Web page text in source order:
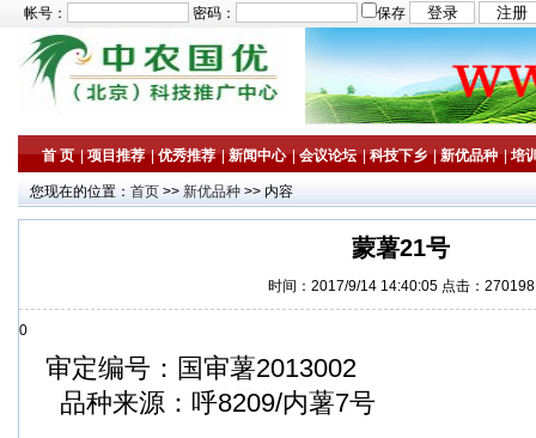
帐号： 密码： 保存
首 页 |项目推荐 |优秀推荐 |新闻中心 |会议论坛 |科技下乡 |新优品种 |培
您现在的位置： 首页 >> 新优品种 >> 内容
蒙薯21号
时间：2017/9/14 14:40:05 点击：270198
0
审定编号：国审薯2013002
品种来源：呼8209/内薯7号